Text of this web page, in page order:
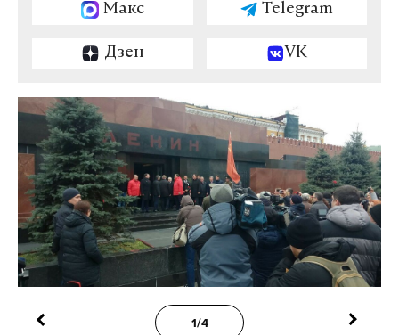
Макс Telegram
Дзен VK
1/4